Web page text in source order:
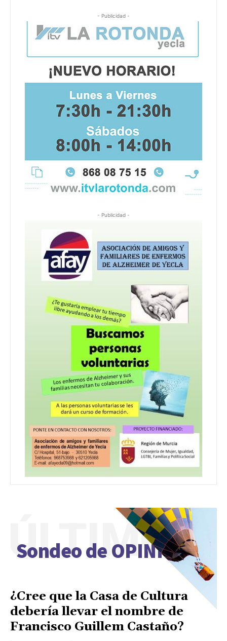
- Publicidad -
- Publicidad -
Sondeo de OPINIÓN
ÚLTIMO
¿Cree que la Casa de Cultura
debería llevar el nombre de
Francisco Guillem Castaño?